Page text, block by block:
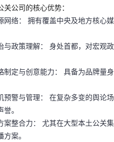
关公司的核心优势：
络：
拥有覆盖中央及地方核心
政策理解：
身处首都，对宏观
定与创意能力：
具备为品牌量
警与管理：
在复杂多变的舆论
。
整合力：
尤其在大型本土公关
案。